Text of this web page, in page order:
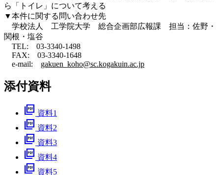
ら「トイレ」について考える
▼本件に関する問い合わせ先
学校法人 工学院大学 総合企画部広報課 担当：佐野・
関根・塩谷
TEL: 03-3340-1498
FAX: 03-3340-1648
e-mail: gakuen_koho@sc.kogakuin.ac.jp
添付資料
picture_as_pdf 資料1
picture_as_pdf 資料2
picture_as_pdf 資料3
picture_as_pdf 資料4
picture_as_pdf 資料5